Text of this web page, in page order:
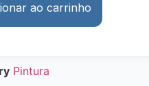
ao carrinho
Pintura